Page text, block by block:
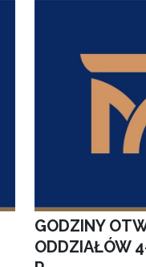
GODZINY
ODDZIAŁÓW